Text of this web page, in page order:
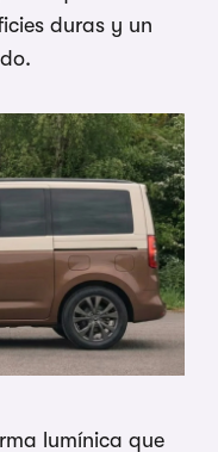
duras y un
lumínica que